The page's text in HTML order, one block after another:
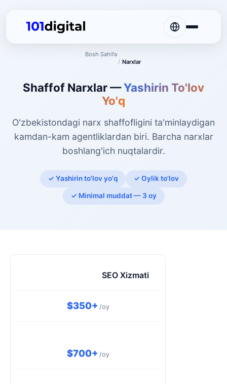
Bosh Sahifa
/ Narxlar
Shaffof Narxlar —Yashirin To'lov
Yo'q
O'zbekistondagi narx shaffofligini ta'minlaydigan
kamdan-kam agentliklardan biri. Barcha narxlar
boshlang'ich nuqtalardir.
✓ Yashirin to'lov yo'q ✓ Oylik to'lov
✓ Minimal muddat — 3 oy
SEO Xizmati
$350+ /oy
$700+ /oy